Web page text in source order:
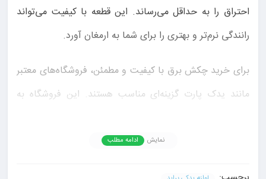
احتراق را به حداقل می‌رساند. این قطعه با کیفیت می‌تواند
رانندگی نرم‌تر و بهتری را برای شما به ارمغان آورد.
برای خرید چکش برق با کیفیت و مطمئن، فروشگاه‌های معتبر
مانند یدک پارت گزینه‌ای مناسب هستند. این فروشگاه به
می‌کند که محصولات ارائه‌شده اصل و با کیفیت هستند. یدک
نمایش ادامه مطلب